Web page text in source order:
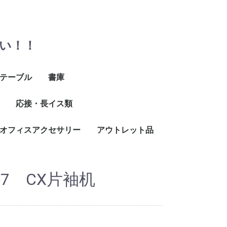
！！
テーブル
折りたたみテーブル
丸テーブル
ミーティングテーブル
ミーティングテーブル
書庫
マップケース
H1000以下
H1500以下
H2000以下
H2000以上
ユニット式
応接・長イス類
ロビーチェア
応接セット、応接用テ
オフィスアクセサリー アウトレット品
CX片袖机